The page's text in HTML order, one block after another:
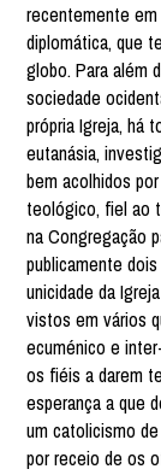
recentemente
diplomática, que
globo. Para além
sociedade
própria Igreja, há
eutanásia,
bem acolhidos
teológico, fiel ao
na Congregação
publicamente
unicidade da
vistos em vários
ecuménico e
os fiéis a darem
esperança a que
um catolicismo
por receio de os